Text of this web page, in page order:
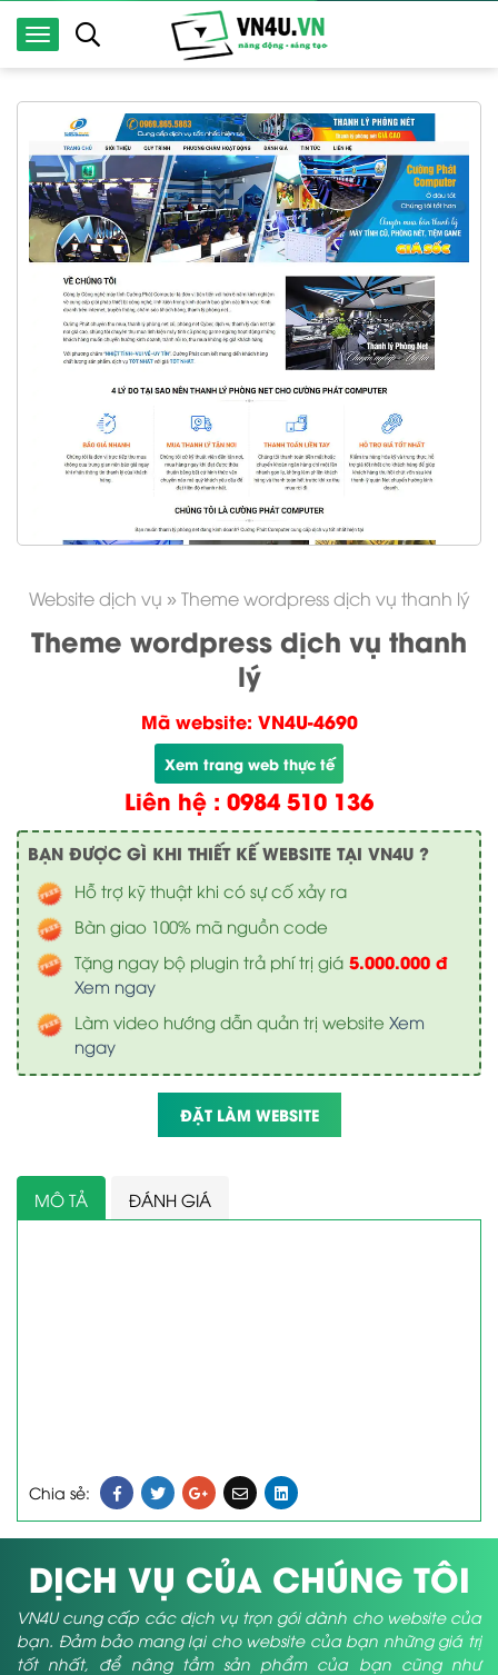
Website dịch vụ » Theme wordpress dịch vụ thanh lý
Theme wordpress dịch vụ thanh
lý
Mã website: VN4U-4690
Xem trang web thực tế
Liên hệ : 0984 510 136
BẠN ĐƯỢC GÌ KHI THIẾT KẾ WEBSITE TẠI VN4U ?
Hỗ trợ kỹ thuật khi có sự cố xảy ra
Bàn giao 100% mã nguồn code
Tặng ngay bộ plugin trả phí trị giá 5.000.000 đ
Xem ngay
Làm video hướng dẫn quản trị website Xem
ngay
ĐẶT LÀM WEBSITE
MÔ TẢ ĐÁNH GIÁ
Chia sẻ:
DỊCH VỤ CỦA CHÚNG TÔI
VN4U cung cấp các dịch vụ trọn gói dành cho website của
bạn. Đảm bảo mang lại cho website của bạn những giá trị
tốt nhất, để nâng tầm sản phẩm của bạn cũng như